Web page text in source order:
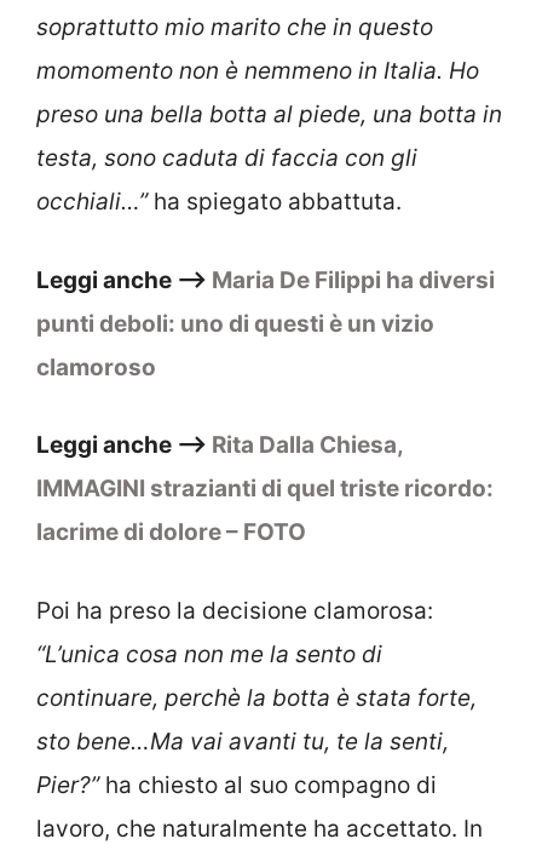
soprattutto mio marito che in questo
momomento non è nemmeno in Italia. Ho
preso una bella botta al piede, una botta in
testa, sono caduta di faccia con gli
occhiali…”ha spiegato abbattuta.
Leggi anche –> Maria De Filippi ha diversi
punti deboli: uno di questi è un vizio
clamoroso
Leggi anche –> Rita Dalla Chiesa,
IMMAGINI strazianti di quel triste ricordo:
lacrime di dolore – FOTO
Poi ha preso la decisione clamorosa:
“L’unica cosa non me la sento di
continuare, perchè la botta è stata forte,
sto bene…Ma vai avanti tu, te la senti,
Pier?”ha chiesto al suo compagno di
lavoro, che naturalmente ha accettato. In